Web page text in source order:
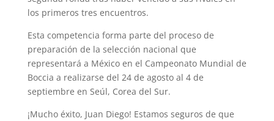
los primeros tres encuentros.
Esta competencia forma parte del proceso de
preparación de la selección nacional que
representará a México en el Campeonato Mundial de
Boccia a realizarse del 24 de agosto al 4 de
septiembre en Seúl, Corea del Sur.
¡Mucho éxito, Juan Diego! Estamos seguros de que